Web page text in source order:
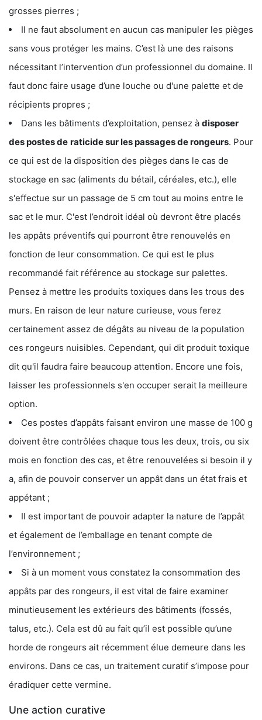
grosses pierres ;
Il ne faut absolument en aucun cas manipuler les pièges
sans vous protéger les mains. C’est là une des raisons
nécessitant l’intervention d’un professionnel du domaine. Il
faut donc faire usage d’une louche ou d'une palette et de
récipients propres ;
Dans les bâtiments d’exploitation, pensez à disposer
des postes de raticide sur les passages de rongeurs. Pour
ce qui est de la disposition des pièges dans le cas de
stockage en sac (aliments du bétail, céréales, etc.), elle
s'effectue sur un passage de 5 cm tout au moins entre le
sac et le mur. C'est l’endroit idéal où devront être placés
les appâts préventifs qui pourront être renouvelés en
fonction de leur consommation. Ce qui est le plus
recommandé fait référence au stockage sur palettes.
Pensez à mettre les produits toxiques dans les trous des
murs. En raison de leur nature curieuse, vous ferez
certainement assez de dégâts au niveau de la population
ces rongeurs nuisibles. Cependant, qui dit produit toxique
dit qu'il faudra faire beaucoup attention. Encore une fois,
laisser les professionnels s'en occuper serait la meilleure
option.
Ces postes d’appâts faisant environ une masse de 100 g
doivent être contrôlées chaque tous les deux, trois, ou six
mois en fonction des cas, et être renouvelées si besoin il y
a, afin de pouvoir conserver un appât dans un état frais et
appétant ;
Il est important de pouvoir adapter la nature de l’appât
et également de l’emballage en tenant compte de
l’environnement ;
Si à un moment vous constatez la consommation des
appâts par des rongeurs, il est vital de faire examiner
minutieusement les extérieurs des bâtiments (fossés,
talus, etc.). Cela est dû au fait qu’il est possible qu’une
horde de rongeurs ait récemment élue demeure dans les
environs. Dans ce cas, un traitement curatif s’impose pour
éradiquer cette vermine.
Une action curative